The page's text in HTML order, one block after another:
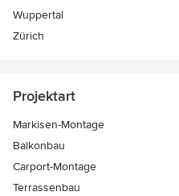
Wuppertal
Zürich
Projektart
Markisen-Montage
Balkonbau
Carport-Montage
Terrassenbau